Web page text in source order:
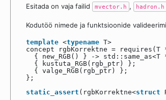
Esitada on vaja failid mvector.h , hadron.h
Kodutöö nimede ja funktsioonide
template <typename T>
concept rgbKorrektne =
{ new_RGB() } -> std::same_as<T
{ kustuta_RGB(rgb_ptr) };
{ valge_RGB(rgb_ptr) };
};
static_assert (rgbKorrektne<struct